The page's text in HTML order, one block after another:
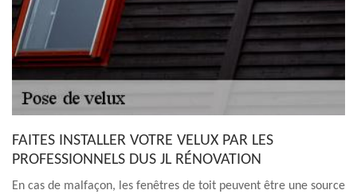
FAITES INSTALLER VOTRE VELUX PAR LES
PROFESSIONNELS DUS JL RÉNOVATION
En cas de malfaçon, les fenêtres de toit peuvent être une source